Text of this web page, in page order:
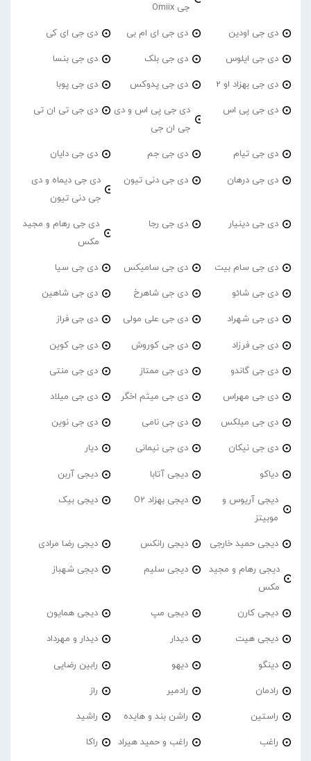
جی Omiix
دی جی اودین دی جی ای ام بی دی جی ای کی
دی جی ایلوس دی جی بلک دی جی بنسا
دی جی بهزاد او 2 دی جی پدوکس دی جی پوبا
دی جی پی اس
دی جی پی اس و دی
جی ان جی
دی جی تی ان تی
دی جی تیام دی جی جم دی جی دایان
دی جی درهان دی جی دنی تیون
دی جی دیماه و دی
جی دنی تیون
دی جی دینیار دی جی رجا
دی جی رهام و مجید
مکس
دی جی سام بیت دی جی سامیکس دی جی سیا
دی جی شائو دی جی شاهرخ دی جی شاهین
دی جی شهراد دی جی علی مولی دی جی فراز
دی جی فرزاد دی جی کوروش دی جی کوین
دی جی گاندو دی جی ممتاز دی جی منتی
دی جی مهراس دی جی میثم اخگر دی جی میلاد
دی جی میلکس دی جی نامی دی جی نوین
دی جی نیکان دی جی نیمانی دیار
دیاکو دیجی آتابا دیجی آربن
دیجی آریوس و
موبیتز
دیجی بهزاد O2 دیجی بیک
دیجی حمید خارجی دیجی رانکس دیجی رضا مرادی
دیجی رهام و مجید
مکس
دیجی سلیم دیجی شهباز
دیجی کارن دیجی مپ دیجی همایون
دیجی هیت دیدار دیدار و مهرداد
دینگو دیهو رابین رضایی
رادمان رادمیر راز
راستین راشن بند و هایده راشید
راغب راغب و حمید هیراد راکا